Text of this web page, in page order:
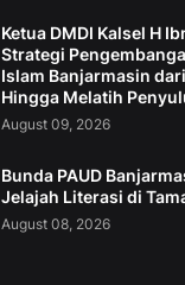
Ketua DMDI Kalsel H
Strategi
Islam Banjarmasin
Hingga Melatih
August 09, 2026
Bunda PAUD
Jelajah Literasi di
August 08, 2026